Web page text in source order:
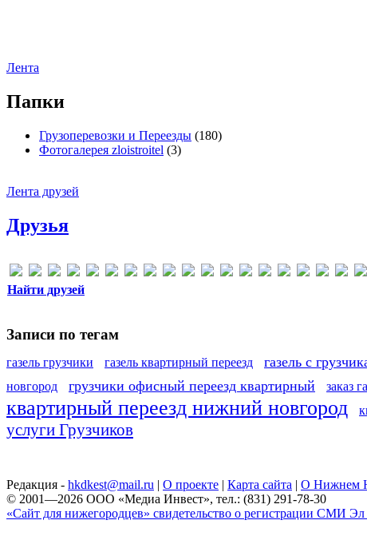
Лента
Папки
Грузоперевозки и Переезды (180)
Фотогалерея zloistroitel (3)
Лента друзей
Друзья
Найти друзей
Записи по тегам
газель грузчики газель квартирный переезд газель с
новгород
грузчики офисный переезд квартирный заказ
квартирный переезд нижний новгород
услуги Грузчиков
Редакция - hkdkest@mail.ru | О проекте | Карта сайта | О Нижнем
© 2001—2026 ООО «Медиа Инвест», тел.: (831) 291-78-30
«Сайт для нижегородцев» свидетельство о регистрации СМИ